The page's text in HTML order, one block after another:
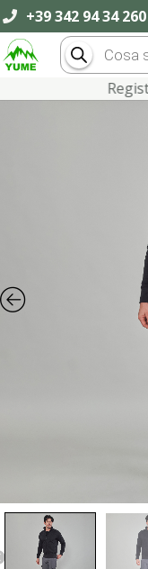
+39 342 94 34 260
Products
search